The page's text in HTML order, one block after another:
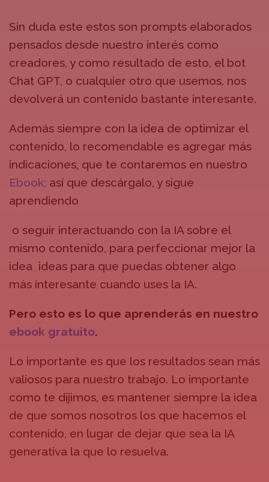
Sin duda este estos son prompts elaborados
pensados desde nuestro interés como
creadores, y como resultado de esto, el bot
Chat GPT, o cualquier otro que usemos, nos
devolverá un contenido bastante interesante.
Además siempre con la idea de optimizar el
contenido, lo recomendable es agregar más
indicaciones, que te contaremos en nuestro
Ebook; así que descárgalo, y sigue
aprendiendo
o seguir interactuando con la IA sobre el
mismo contenido, para perfeccionar mejor la
idea ideas para que puedas obtener algo
más interesante cuando uses la IA.
Pero esto es lo que aprenderás en nuestro
ebook gratuito.
Lo importante es que los resultados sean más
valiosos para nuestro trabajo. Lo importante
como te dijimos, es mantener siempre la idea
de que somos nosotros los que hacemos el
contenido, en lugar de dejar que sea la IA
generativa la que lo resuelva.